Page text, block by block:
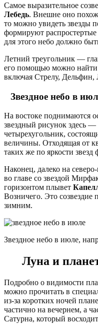
Самое выразительное
Лебедь. Внешне оно
то можно увидеть звезды
формируют
для этого небо должно
Летний треугольник —
его помощью можно найти
включая Стрелу,
Звездное небо в
На востоке поднимаются
звездный рисунок здесь —
четырехугольник,
величины. Отходящая от
таких же по яркости
Наконец, далеко на
во главе со звездой
горизонтом плывет
Возничего. Это созвездие
зимним.
Звездное небо в июле,
Луна и
Подробно о видимости
можно прочитать в
из-за коротких ночей
частично на вечернем, а
Сатурна, который